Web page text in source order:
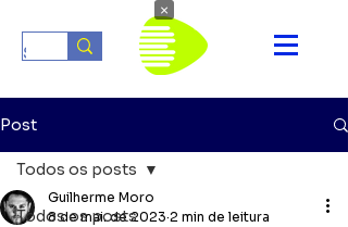
Post
Todos os posts
Todos os posts
Guilherme Moro
8 de mai. de 2023 2 min de leitura
×